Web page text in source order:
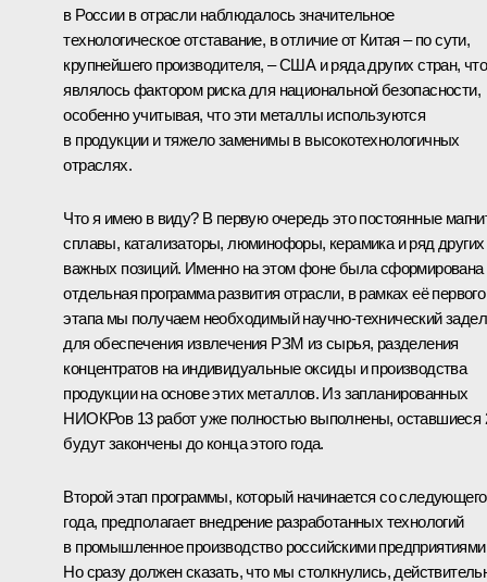
в России в отрасли наблюдалось значительное
технологическое отставание, в отличие от Китая – по сути,
крупнейшего производителя, – США и ряда других стран, что
являлось фактором риска для национальной безопасности,
особенно учитывая, что эти металлы используются
в продукции и тяжело заменимы в высокотехнологичных
отраслях.
Что я имею в виду? В первую очередь это постоянные
сплавы, катализаторы, люминофоры, керамика и ряд других
важных позиций. Именно на этом фоне была сформирована
отдельная программа развития отрасли, в рамках её первого
этапа мы получаем необходимый научно-технический задел
для обеспечения извлечения РЗМ из сырья, разделения
концентратов на индивидуальные оксиды и производства
продукции на основе этих металлов. Из запланированных
НИОКРов 13 работ уже полностью выполнены, оставшиеся
будут закончены до конца этого года.
Второй этап программы, который начинается со следующего
года, предполагает внедрение разработанных технологий
в промышленное производство российскими
Но сразу должен сказать, что мы столкнулись,